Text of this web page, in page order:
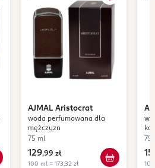
AJMAL Aristocrat
woda perfumowana dla
mężczyzn
75 ml
129,99 zł
100 ml = 173,32 zł
75